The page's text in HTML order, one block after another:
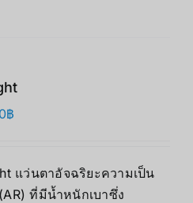
฿
แว่นตาอัจฉริยะความเป็น
ที่มีน้ำหนักเบาซึ่ง